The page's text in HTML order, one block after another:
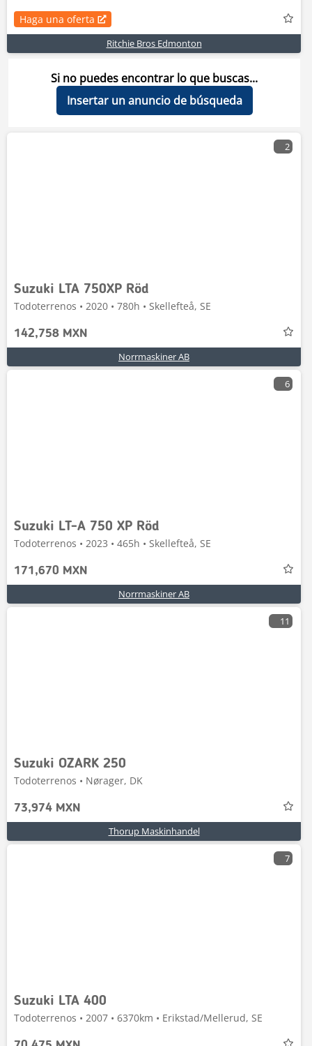
Haga una oferta
Ritchie Bros Edmonton
Si no puedes encontrar lo que buscas...
Insertar un anuncio de búsqueda
2
Suzuki LTA 750XP Röd
Todoterrenos • 2020 • 780h • Skellefteå, SE
142,758 MXN
Norrmaskiner AB
6
Suzuki LT-A 750 XP Röd
Todoterrenos • 2023 • 465h • Skellefteå, SE
171,670 MXN
Norrmaskiner AB
11
Suzuki OZARK 250
Todoterrenos • Nørager, DK
73,974 MXN
Thorup Maskinhandel
7
Suzuki LTA 400
Todoterrenos • 2007 • 6370km • Erikstad/Mellerud, SE